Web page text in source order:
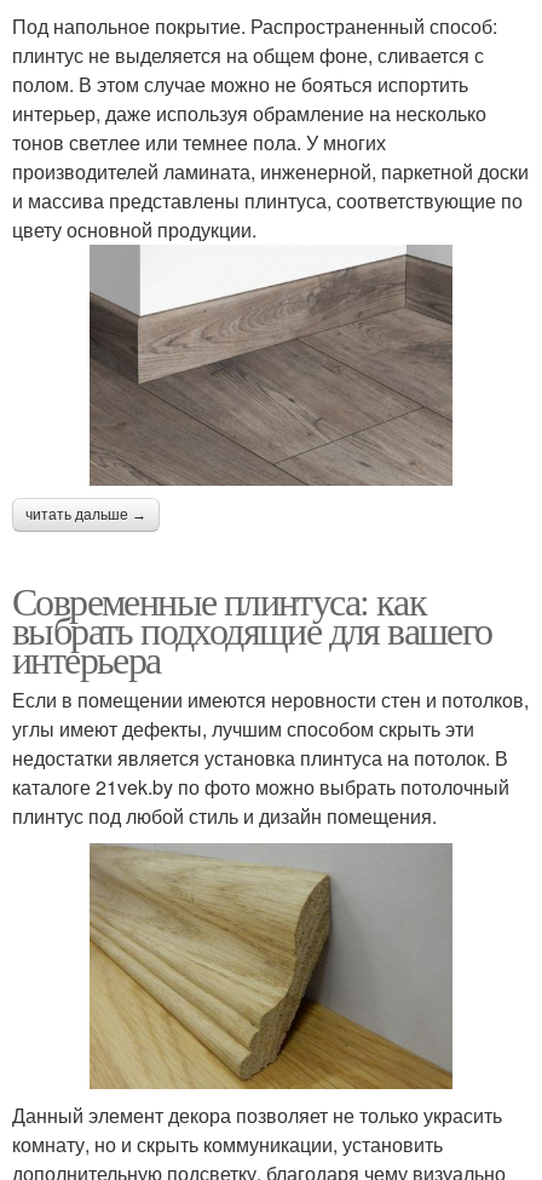
Под напольное покрытие. Распространенный способ:
плинтус не выделяется на общем фоне, сливается с
полом. В этом случае можно не бояться испортить
интерьер, даже используя обрамление на несколько
тонов светлее или темнее пола. У многих
производителей ламината, инженерной, паркетной доски
и массива представлены плинтуса, соответствующие по
цвету основной продукции.
читать дальше →
Современные плинтуса: как
выбрать подходящие для вашего
интерьера
Если в помещении имеются неровности стен и потолков,
углы имеют дефекты, лучшим способом скрыть эти
недостатки является установка плинтуса на потолок. В
каталоге 21vek.by по фото можно выбрать потолочный
плинтус под любой стиль и дизайн помещения.
Данный элемент декора позволяет не только украсить
комнату, но и скрыть коммуникации, установить
дополнительную подсветку, благодаря чему визуально